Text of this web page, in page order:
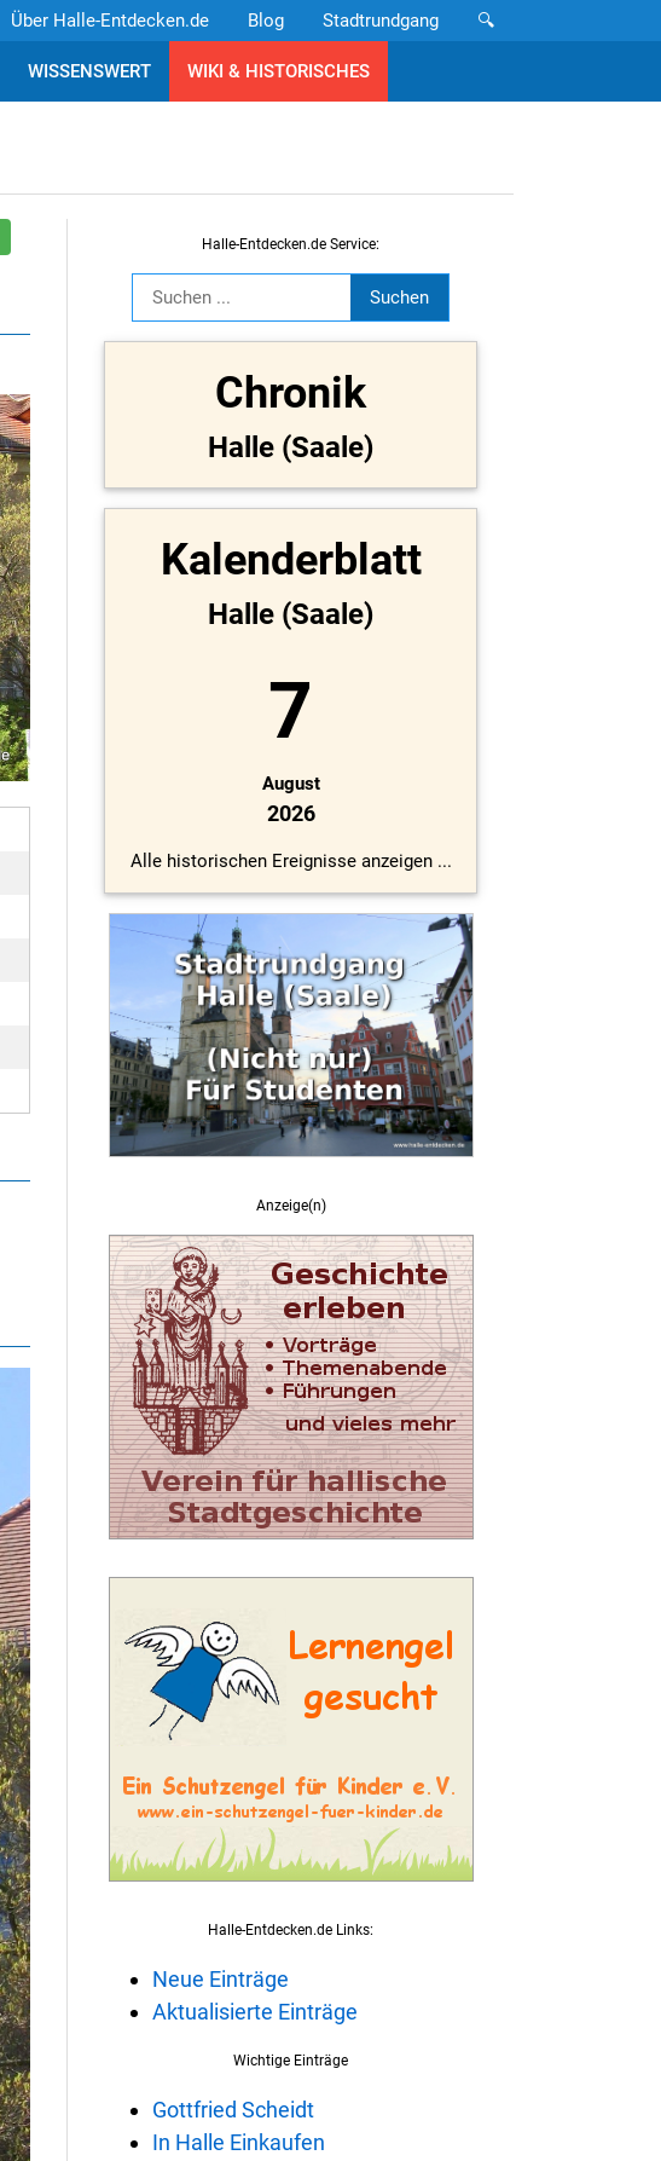
🔍
Stadtrundgang
Blog
Über Halle-Entdecken.de
WISSENSWERT WIKI & HISTORISCHES
Halle-Entdecken.de Service:
Chronik
Halle (Saale)
Kalenderblatt
Halle (Saale)
7
August
2026
Alle historischen Ereignisse anzeigen ...
Anzeige(n)
Halle-Entdecken.de Links:
Neue Einträge
Aktualisierte Einträge
Wichtige Einträge
Gottfried Scheidt
In Halle Einkaufen